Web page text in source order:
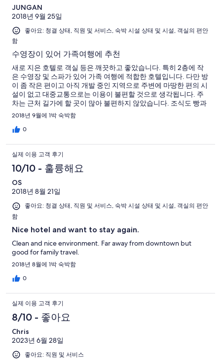
JUNGAN
2018년 9월 25일
좋아요: 청결 상태, 직원 및 서비스, 숙박 시설 상태 및 시설, 객실의 편안
함
수영장이 있어 가족여행에 추천
새로 지은 호텔로 객실 등은 깨끗하고 좋았습니다. 특히 2층에 작
은 수영장 및 스파가 있어 가족 여행에 적합한 호텔입니다. 다만 방
이 좀 작은 편이고 아직 개발 중인 지역으로 주변에 마땅한 편의 시
설이 없고 대중교통으로는 이용이 불편할 것으로 생각됩니다. 주
차는 근처 길가에 할 곳이 많아 불편하지 않았습니다. 조식도 빵과
음료 등 간단한 것들만 있습니다. 직원들도 친절하긴 한데 아직은
숙련도가 낮아 속도가 좀 느린편입니다. 호텔스닷컴에서 지불이
완료된 예약이었는데 확인이 되지 않는다고해서 현지 지불 후 우
2018년 9월에 1박 숙박함
0
실제 이용 고객 후기
10/10 - 훌륭해요
OS
2018년 8월 21일
좋아요: 청결 상태, 직원 및 서비스, 숙박 시설 상태 및 시설, 객실의 편안
함
Nice hotel and want to stay again.
Clean and nice environment. Far away from downtown but
good for family travel.
2018년 8월에 1박 숙박함
0
실제 이용 고객 후기
8/10 - 좋아요
Chris
2023년 6월 28일
좋아요: 직원 및 서비스